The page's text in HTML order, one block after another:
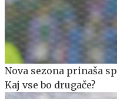
Nova sezona prinaša
Kaj vse bo drugače?